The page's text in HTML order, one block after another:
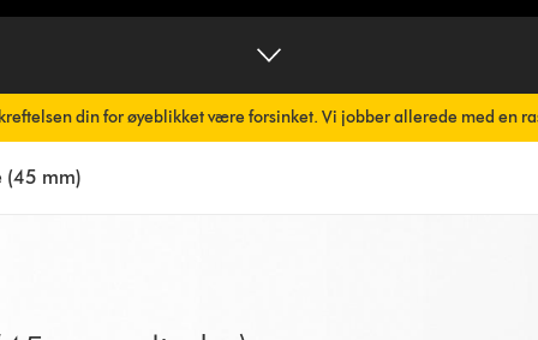
din for øyeblikket være forsinket. Vi jobber allerede med en
(45 mm)